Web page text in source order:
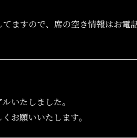
ますので、席の空き情報はお電
いたしました。
お願いいたします。